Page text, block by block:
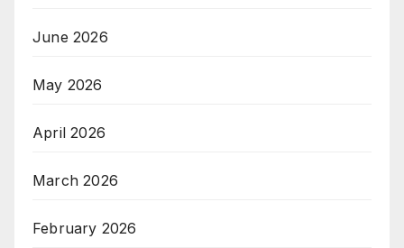
June 2026
May 2026
April 2026
March 2026
February 2026